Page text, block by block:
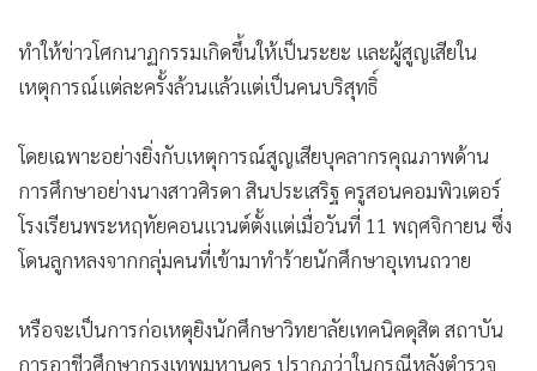
ทำให้ข่าวโศกนาฏกรรมเกิดขึ้นให้เป็นระยะ และผู้สูญเสียใน
เหตุการณ์แต่ละครั้งล้วนแล้วแต่เป็นคนบริสุทธิ์
โดยเฉพาะอย่างยิ่งกับเหตุการณ์สูญเสียบุคลากรคุณภาพด้าน
การศึกษาอย่างนางสาวศิรดา สินประเสริฐ ครูสอนคอมพิวเตอร์
โรงเรียนพระหฤทัยคอนแวนต์ตั้งแต่เมื่อวันที่ 11 พฤศจิกายน ซึ่ง
โดนลูกหลงจากกลุ่มคนที่เข้ามาทำร้ายนักศึกษาอุเทนถวาย
หรือจะเป็นการก่อเหตุยิงนักศึกษาวิทยาลัยเทคนิคดุสิต สถาบัน
การอาชีวศึกษากรุงเทพมหานคร ปรากฏว่าในกรณีหลังตำรวจ